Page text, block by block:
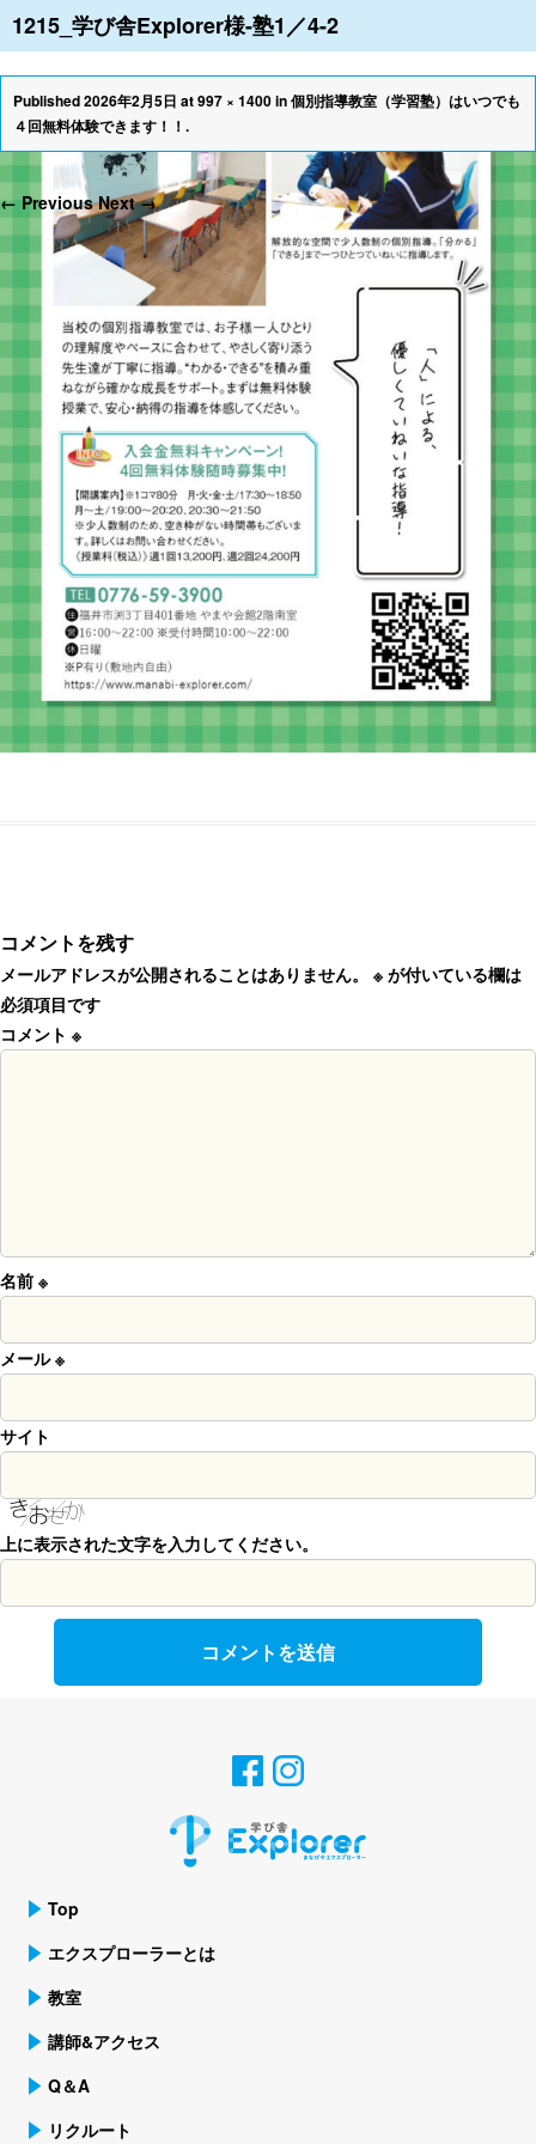
1215_学び舎Explorer様-塾1／4-2
Published2026年2月5日 at997 × 1400in個別指導教室（学習塾）はいつでも
４回無料体験できます！！ .
← Previous Next →
コメントを残す
メールアドレスが公開されることはありません。 ※ が付いている欄は
必須項目です
コメント ※
名前 ※
メール※
サイト
上に表示された文字を入力してください。
Top
エクスプローラーとは
教室
講師&アクセス
Q＆A
リクルート